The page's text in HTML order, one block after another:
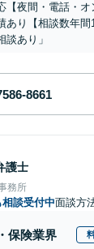
【夜間・電話・
あり【相談数年
談あり」
護士
務所
談受付中面談方
保険業界